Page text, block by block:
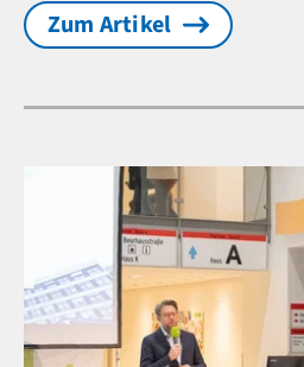
Zum Artikel